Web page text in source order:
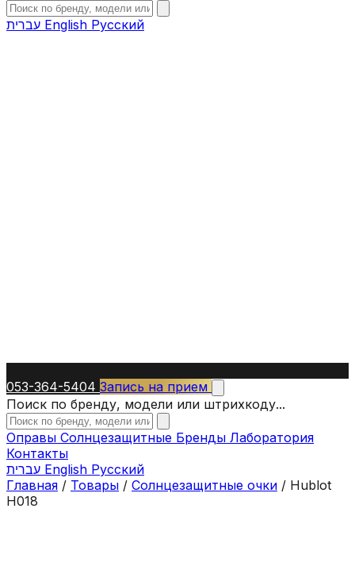
English Русский
053-364-5404 Запись на прием
Поиск по бренду, модели или штрихкоду...
Оправы Солнцезащитные Бренды Лаборатория
Контакты
English Русский
Главная / Товары / Солнцезащитные очки / Hublot
H018